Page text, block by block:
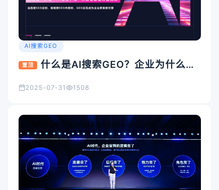
AI搜索GEO
置顶
什么是AI搜索GEO？企业为什么要
2025-07-31 1508